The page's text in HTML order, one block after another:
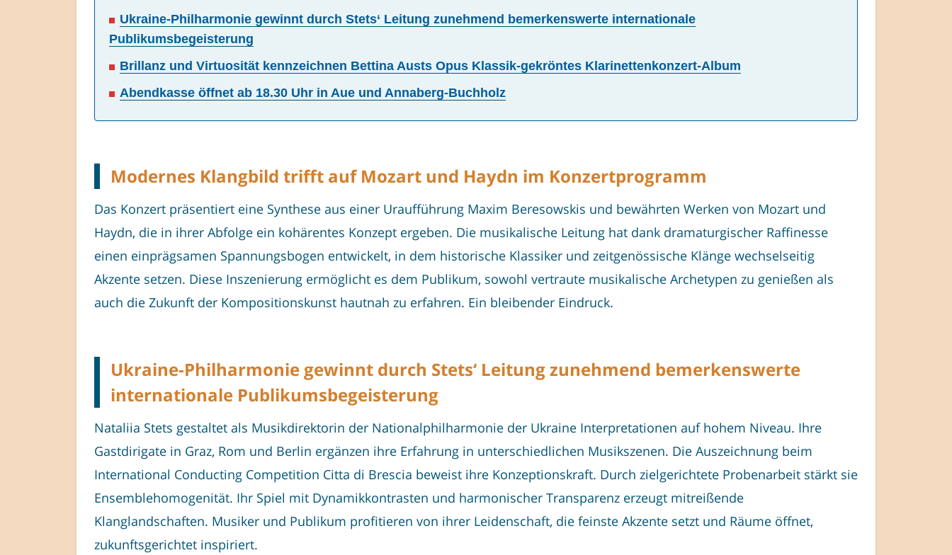
Ukraine-Philharmonie gewinnt durch Stets‘ Leitung zunehmend bemerkenswerte internationale
Publikumsbegeisterung
Brillanz und Virtuosität kennzeichnen Bettina Austs Opus Klassik-gekröntes Klarinettenkonzert-Album
Abendkasse öffnet ab 18.30 Uhr in Aue und Annaberg-Buchholz
Modernes Klangbild trifft auf Mozart und Haydn im Konzertprogramm
Das Konzert präsentiert eine Synthese aus einer Uraufführung Maxim Beresowskis und bewährten Werken von Mozart und
Haydn, die in ihrer Abfolge ein kohärentes Konzept ergeben. Die musikalische Leitung hat dank dramaturgischer Raffinesse
einen einprägsamen Spannungsbogen entwickelt, in dem historische Klassiker und zeitgenössische Klänge wechselseitig
Akzente setzen. Diese Inszenierung ermöglicht es dem Publikum, sowohl vertraute musikalische Archetypen zu genießen als
auch die Zukunft der Kompositionskunst hautnah zu erfahren. Ein bleibender Eindruck.
Ukraine-Philharmonie gewinnt durch Stets‘ Leitung zunehmend bemerkenswerte
internationale Publikumsbegeisterung
Nataliia Stets gestaltet als Musikdirektorin der Nationalphilharmonie der Ukraine Interpretationen auf hohem Niveau. Ihre
Gastdirigate in Graz, Rom und Berlin ergänzen ihre Erfahrung in unterschiedlichen Musikszenen. Die Auszeichnung beim
International Conducting Competition Citta di Brescia beweist ihre Konzeptionskraft. Durch zielgerichtete Probenarbeit stärkt sie
Ensemblehomogenität. Ihr Spiel mit Dynamikkontrasten und harmonischer Transparenz erzeugt mitreißende
Klanglandschaften. Musiker und Publikum profitieren von ihrer Leidenschaft, die feinste Akzente setzt und Räume öffnet,
zukunftsgerichtet inspiriert.